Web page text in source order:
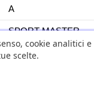
A
SPORT MASTER
YES
cookie analitici
scelte.